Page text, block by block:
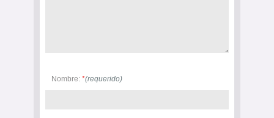
Nombre: *(requerido)